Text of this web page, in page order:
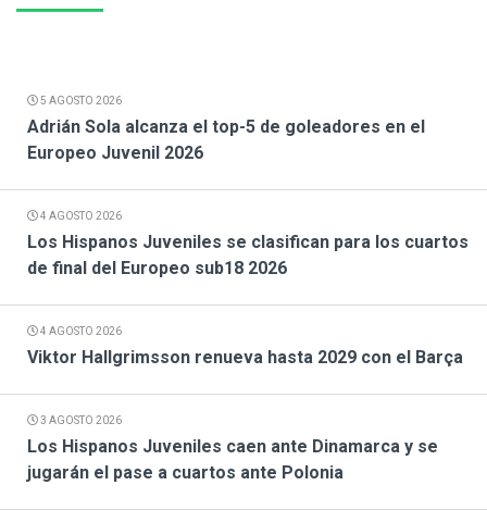
5 AGOSTO 2026
Adrián Sola alcanza el top-5 de goleadores en el
Europeo Juvenil 2026
4 AGOSTO 2026
Los Hispanos Juveniles se clasifican para los cuartos
de final del Europeo sub18 2026
4 AGOSTO 2026
Viktor Hallgrimsson renueva hasta 2029 con el Barça
3 AGOSTO 2026
Los Hispanos Juveniles caen ante Dinamarca y se
jugarán el pase a cuartos ante Polonia